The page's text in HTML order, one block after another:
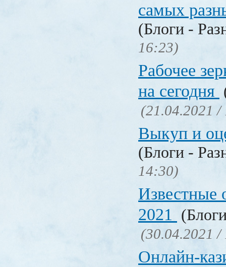
самых
(Блоги -
16:23)
Рабочее
на сегодня
(21.04.2021 /
Выкуп и
(Блоги -
14:30)
Известные
2021
(30.04.2021 /
Онлайн-